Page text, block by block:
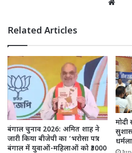
Related Articles
बंगाल चुनाव 2026: अमित शाह ने
जारी किया बीजेपी का ‘भरोसा पत्र’:
बंगाल में युवाओं-महिलाओं को ₹3000
मोदी